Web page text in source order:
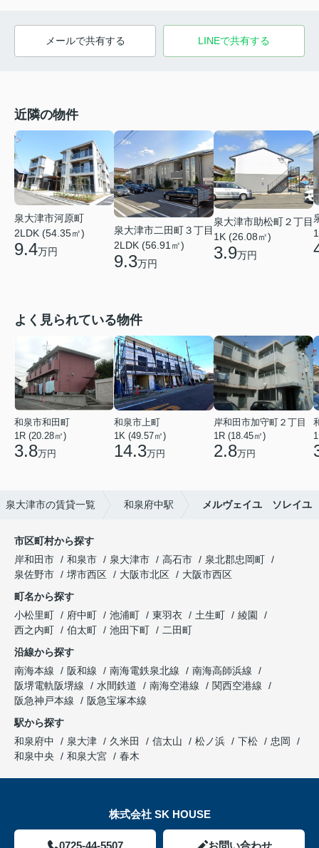
メールで共有する LINEで共有する
近隣の物件
泉大津市河原町
2LDK (54.35㎡)
9.4万円
泉大津市二田町３丁目
2LDK (56.91㎡)
9.3万円
泉大津市助松町２丁目
1K (26.08㎡)
3.9万円
よく見られている物件
和泉市和田町
1R (20.28㎡)
3.8万円
和泉市上町
1K (49.57㎡)
14.3万円
岸和田市加守町２丁目
1R (18.45㎡)
2.8万円
泉大津市の賃貸一覧 和泉府中駅 メルヴェイユ ソレイユ
市区町村から探す
岸和田市
和泉市 泉大津市 高石市
泉北郡忠岡町
泉佐野市
堺市西区 大阪市北区
大阪市西区
町名から探す
小松里町
府中町 池浦町 東羽衣 土生町
綾園
西之内町
伯太町 池田下町
二田町
沿線から探す
南海本線
阪和線 南海電鉄泉北線
南海高師浜線
阪堺電軌阪堺線
水間鉄道 南海空港線
関西空港線
阪急神戸本線
阪急宝塚本線
駅から探す
和泉府中
泉大津 久米田 信太山 松ノ浜 下松
忠岡
和泉中央
和泉大宮 春木
株式会社 SK HOUSE
0725-44-5507 お問い合わせ